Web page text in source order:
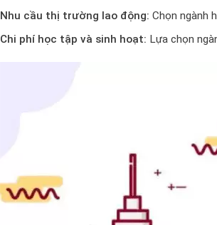
Nhu cầu thị trường lao động: Chọn ngành
Chi phí học tập và sinh hoạt: Lựa chọn